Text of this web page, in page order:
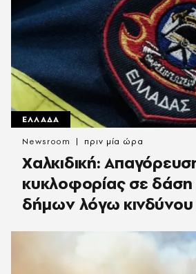
ΕΛΛΑΔΑ
Χαλκιδική:
κυκλοφορίας σε δάση
δήμων λόγω κινδύνου
Newsroom πριν μία ώρα